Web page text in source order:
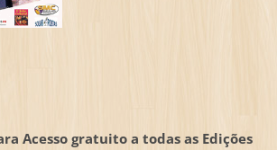
Acesso gratuito a todas as Edições